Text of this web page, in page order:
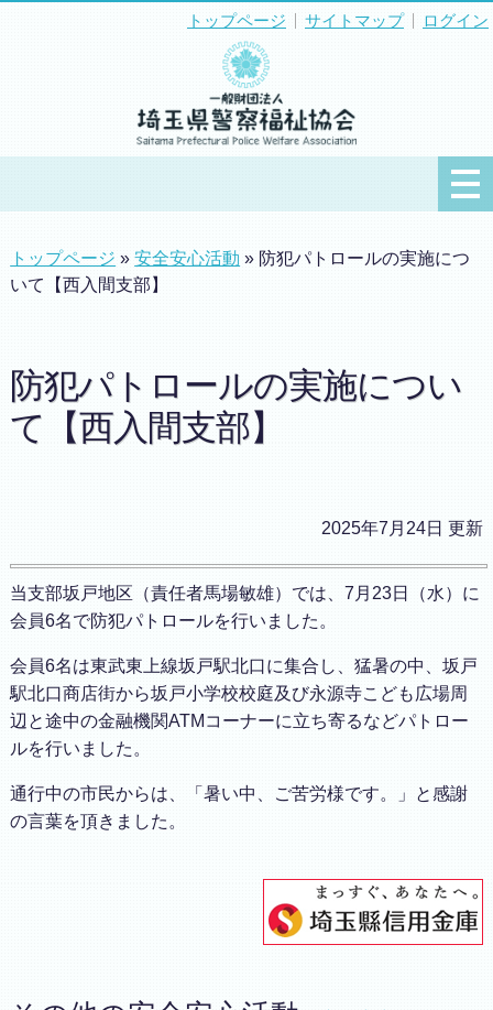
トップページ サイトマップ ログイン
トップページ »安全安心活動 » 防犯パトロールの実施につ
いて【西入間支部】
防犯パトロールの実施につい
て【西入間支部】
2025年7月24日 更新
当支部坂戸地区（責任者馬場敏雄）では、7月23日（水）に
会員6名で防犯パトロールを行いました。
会員6名は東武東上線坂戸駅北口に集合し、猛暑の中、坂戸
駅北口商店街から坂戸小学校校庭及び永源寺こども広場周
辺と途中の金融機関ATMコーナーに立ち寄るなどパトロー
ルを行いました。
通行中の市民からは、「暑い中、ご苦労様です。」と感謝
の言葉を頂きました。